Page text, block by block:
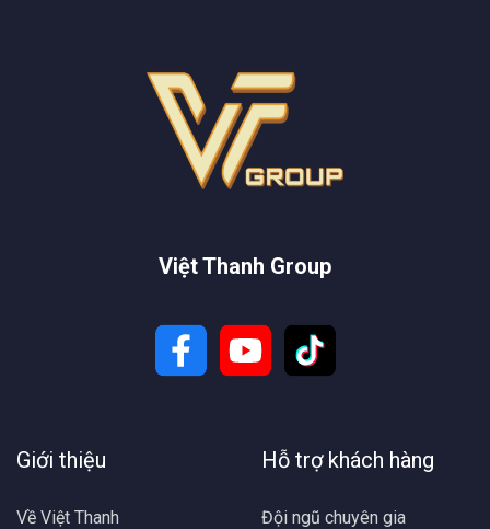
Việt Thanh Group
Giới thiệu
Về Việt Thanh
Hỗ trợ khách hàng
Đội ngũ chuyên gia